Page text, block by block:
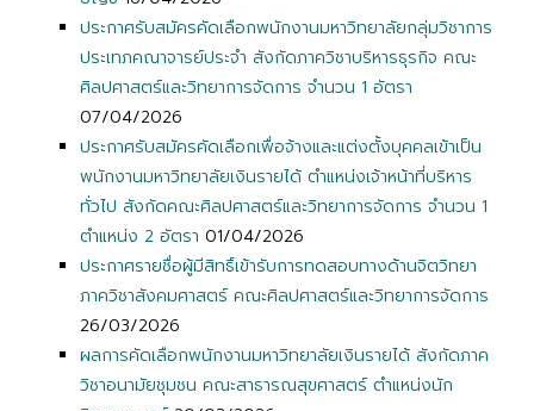
ประกาศรับสมัครคัดเลือกพนักงานมหาวิทยาลัยกลุ่มวิชาการ
ประเทภคณาจารย์ประจำ สังกัดภาควิชาบริหารธุรกิจ คณะ
ศิลปศาสตร์และวิทยาการจัดการ จำนวน 1 อัตรา
07/04/2026
ประกาศรับสมัครคัดเลือกเพื่อจ้างและแต่งตั้งบุคคลเข้าเป็น
พนักงานมหาวิทยาลัยเงินรายได้ ตำแหน่งเจ้าหน้าที่บริหาร
ทั่วไป สังกัดคณะศิลปศาสตร์และวิทยาการจัดการ จำนวน 1
ตำแหน่ง 2 อัตรา 01/04/2026
ประกาศรายชื่อผู้มีสิทธิ์เข้ารับการทดสอบทางด้านจิตวิทยา
ภาควิชาสังคมศาสตร์ คณะศิลปศาสตร์และวิทยาการจัดการ
26/03/2026
ผลการคัดเลือกพนักงานมหาวิทยาลัยเงินรายได้ สังกัดภาค
วิชาอนามัยชุมชน คณะสาธารณสุขศาสตร์ ตำแหน่งนัก